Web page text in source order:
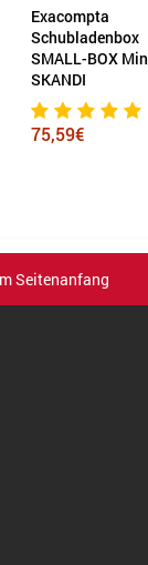
BOX Mini
Seitenanfang